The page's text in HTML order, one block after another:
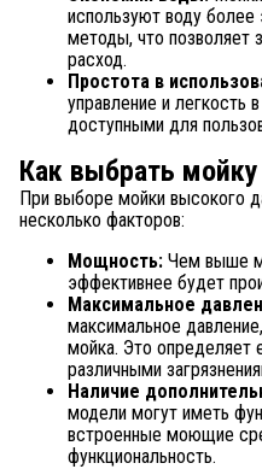
используют воду
методы, что позволяет
расход.
Простота в
управление и легкость
доступными для
Как выбрать
При выборе мойки высокого
несколько факторов:
Мощность: Чем выше
эффективнее будет
Максимальное
максимальное
мойка. Это определяет
различными
Наличие
модели могут иметь
встроенные моющие
функциональность.